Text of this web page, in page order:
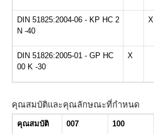
DIN 51825:2004-06 - KP HC 2
N -40
X
DIN 51826:2005-01 - GP HC
00 K -30
X
คุณสมบัติและคุณลักษณะที่กำหนด
คุณสมบัติ 007 100